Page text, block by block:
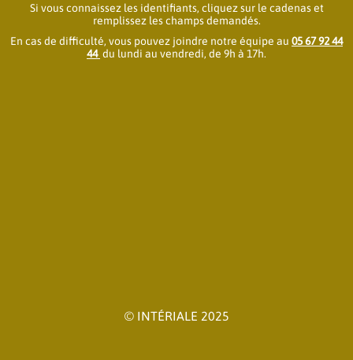
Si vous connaissez les identifiants, cliquez sur le cadenas et
remplissez les champs demandés.
En cas de difficulté, vous pouvez joindre notre équipe au 05 67 92 44
44 du lundi au vendredi, de 9h à 17h.
© INTÉRIALE 2025